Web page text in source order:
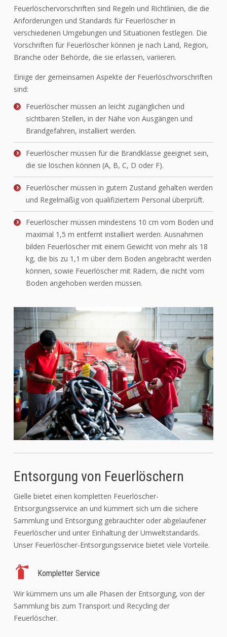
Feuerlöschervorschriften sind Regeln und Richtlinien, die die
Anforderungen und Standards für Feuerlöscher in
verschiedenen Umgebungen und Situationen festlegen. Die
Vorschriften für Feuerlöscher können je nach Land, Region,
Branche oder Behörde, die sie erlassen, variieren.
Einige der gemeinsamen Aspekte der Feuerlöschvorschriften
sind:
Feuerlöscher müssen an leicht zugänglichen und
sichtbaren Stellen, in der Nähe von Ausgängen und
Brandgefahren, installiert werden.
Feuerlöscher müssen für die Brandklasse geeignet sein,
die sie löschen können (A, B, C, D oder F).
Feuerlöscher müssen in gutem Zustand gehalten werden
und Regelmäßig von qualifiziertem Personal überprüft.
Feuerlöscher müssen mindestens 10 cm vom Boden und
maximal 1,5 m entfernt installiert werden. Ausnahmen
bilden Feuerlöscher mit einem Gewicht von mehr als 18
kg, die bis zu 1,1 m über dem Boden angebracht werden
können, sowie Feuerlöscher mit Rädern, die nicht vom
Boden angehoben werden müssen.
Entsorgung von Feuerlöschern
Gielle bietet einen kompletten Feuerlöscher-
Entsorgungsservice an und kümmert sich um die sichere
Sammlung und Entsorgung gebrauchter oder abgelaufener
Feuerlöscher und unter Einhaltung der Umweltstandards.
Unser Feuerlöscher-Entsorgungsservice bietet viele Vorteile.
Kompletter Service
Wir kümmern uns um alle Phasen der Entsorgung, von der
Sammlung bis zum Transport und Recycling der
Feuerlöscher.